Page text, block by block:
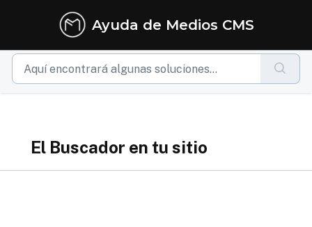
Ayuda de Medios CMS
El Buscador en tu sitio